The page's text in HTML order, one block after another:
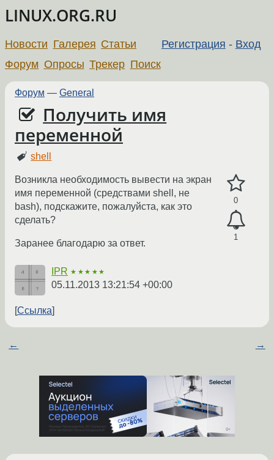
LINUX.ORG.RU
Регистрация - Вход
Новости Галерея Статьи
Форум Опросы Трекер Поиск
Форум — General
Получить имя
переменной
shell
0
1
Возникла необходимость вывести на экран
имя переменной (средствами shell, не
bash), подскажите, пожалуйста, как это
сделать?
Заранее благодарю за ответ.
IPR ★★★★★
05.11.2013 13:21:54 +00:00
Ссылка
← →